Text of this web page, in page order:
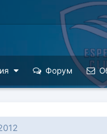
Форум